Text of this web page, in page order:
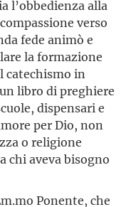
l’obbedienza alla
verso
fede animò e
la formazione
catechismo in
libro di preghiere
dispensari e
per Dio, non
o religione
chi aveva bisogno
Ponente, che